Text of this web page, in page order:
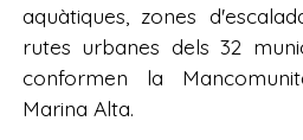
aquàtiques, zones
rutes urbanes dels 32
conformen la
Marina Alta.